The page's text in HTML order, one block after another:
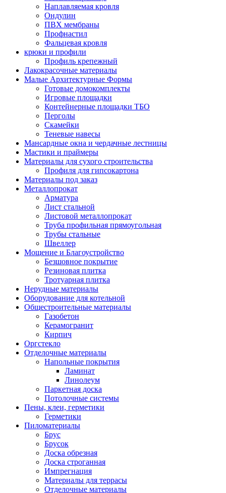
Наплавляемая кровля
Ондулин
ПВХ мембраны
Профнастил
Фальцевая кровля
крюки и профили
Профиль крепежный
Лакокрасочные материалы
Малые Архитектурные Формы
Готовые домокомплекты
Игровые площадки
Контейнерные площадки ТБО
Перголы
Скамейки
Теневые навесы
Мансардные окна и чердачные лестницы
Мастики и праймеры
Материалы для сухого строительства
Профиля для гипсокартона
Материалы под заказ
Металлопрокат
Арматура
Лист стальной
Листовой металлопрокат
Труба профильная прямоугольная
Трубы стальные
Швеллер
Мощение и Благоустройство
Безшовное покрытие
Резиновая плитка
Тротуарная плитка
Нерудные материалы
Оборудование для котельной
Общестроительные материалы
Газобетон
Керамогранит
Кирпич
Оргстекло
Отделочные материалы
Напольные покрытия
Ламинат
Линолеум
Паркетная доска
Потолочные системы
Пены, клеи, герметики
Герметики
Пиломатериалы
Брус
Брусок
Доска обрезная
Доска строганная
Импрегнация
Материалы для террасы
Отделочные материалы